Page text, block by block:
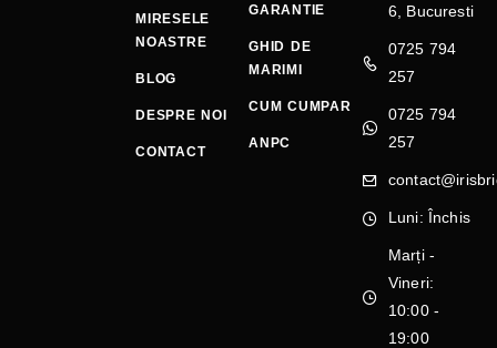
MIRESELE
NOASTRE
BLOG
DESPRE NOI
CONTACT
GARANTIE
GHID DE
MARIMI
CUM CUMPAR
ANPC
6, Bucuresti
0725 794
257
0725 794
257
Luni: Închis
Marți -
Vineri:
10:00 -
19:00